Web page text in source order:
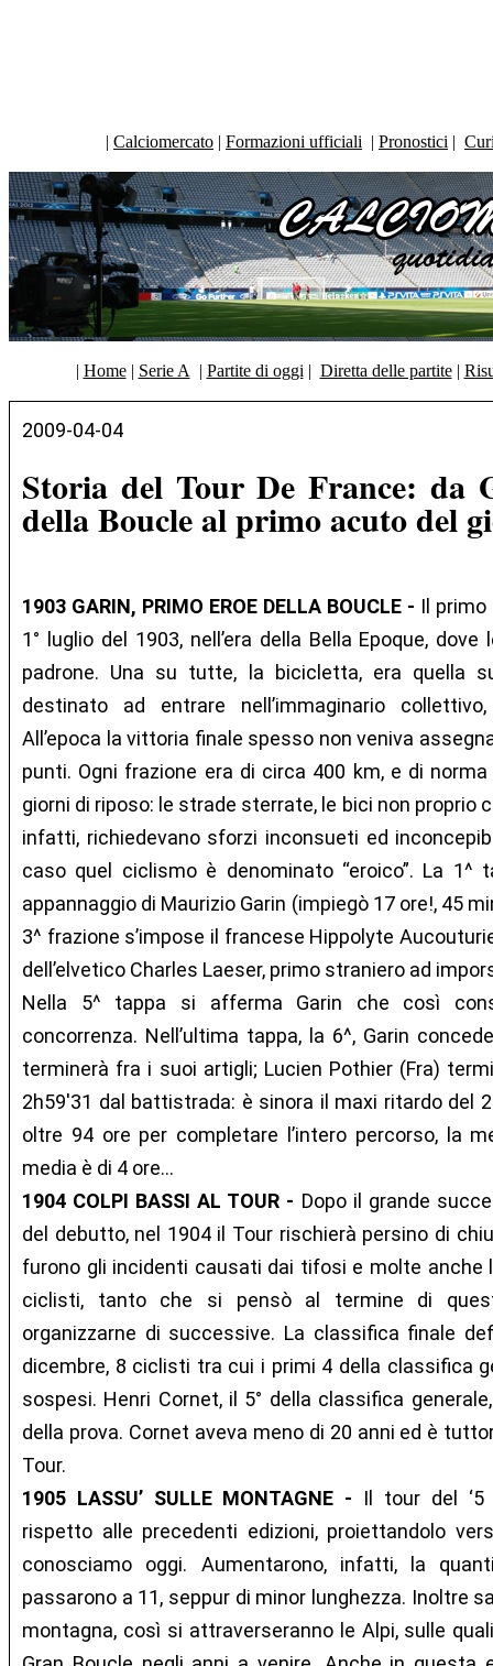
| Calciomercato | Formazioni ufficiali | Pronostici |
| Home| Serie A | Partite di oggi | Diretta delle partite|
2009-04-04
Storia del Tour De France: da
della Boucle al primo acuto del
1903 GARIN, PRIMO EROE DELLA BOUCLE - Il primo
1° luglio del 1903, nell’era della Bella Epoque,
padrone. Una su tutte, la bicicletta, era quella
destinato ad entrare nell’immaginario
All’epoca la vittoria finale spesso non veniva
punti. Ogni frazione era di circa 400 km, e di
giorni di riposo: le strade sterrate, le bici non proprio
infatti, richiedevano sforzi inconsueti ed
caso quel ciclismo è denominato “eroico”. La 1^
appannaggio di Maurizio Garin (impiegò 17 ore!, 45
3^ frazione s’impose il francese Hippolyte
dell’elvetico Charles Laeser, primo straniero ad
Nella 5^ tappa si afferma Garin che così
concorrenza. Nell’ultima tappa, la 6^, Garin
terminerà fra i suoi artigli; Lucien Pothier (Fra)
2h59'31 dal battistrada: è sinora il maxi ritardo del
oltre 94 ore per completare l’intero percorso, la
media è di 4 ore...
1904 COLPI BASSI AL TOUR - Dopo il grande
del debutto, nel 1904 il Tour rischierà persino di
furono gli incidenti causati dai tifosi e molte anche
ciclisti, tanto che si pensò al termine di
organizzarne di successive. La classifica finale
dicembre, 8 ciclisti tra cui i primi 4 della classifica
sospesi. Henri Cornet, il 5° della classifica
della prova. Cornet aveva meno di 20 anni ed è
Tour.
1905 LASSU’ SULLE MONTAGNE - Il tour del ‘5
rispetto alle precedenti edizioni, proiettandolo
conosciamo oggi. Aumentarono, infatti, la
passarono a 11, seppur di minor lunghezza. Inoltre
montagna, così si attraverseranno le Alpi, sulle